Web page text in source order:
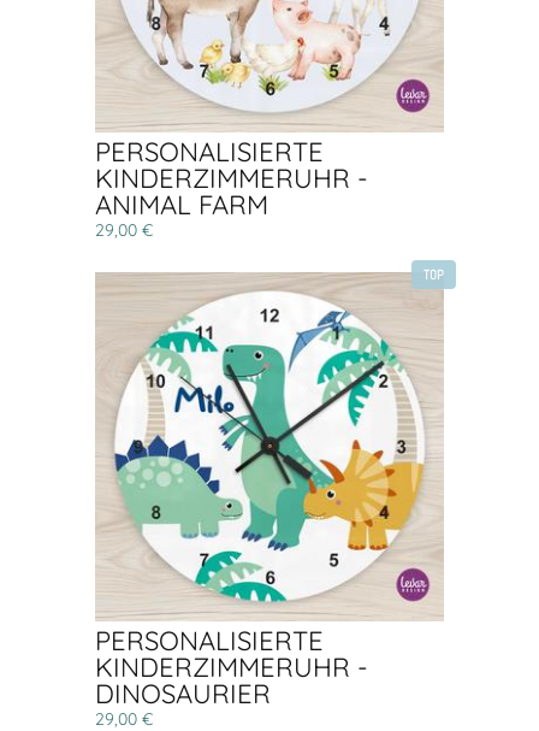
PERSONALISIERTE
KINDERZIMMERUHR -
ANIMAL FARM
29,00 €
TOP
PERSONALISIERTE
KINDERZIMMERUHR -
DINOSAURIER
29,00 €